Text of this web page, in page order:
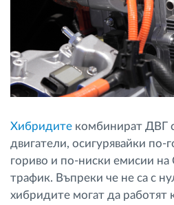
Хибридите комбинират ДВГ
двигатели, осигурявайки по-
гориво и по-ниски емисии на
трафик. Въпреки че не са с
хибридите могат да